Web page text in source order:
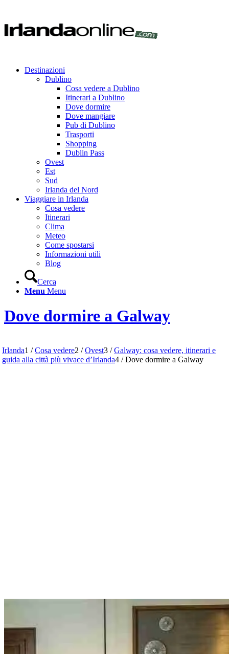
Destinazioni
Dublino
Cosa vedere a Dublino
Itinerari a Dublino
Dove dormire
Dove mangiare
Pub di Dublino
Trasporti
Shopping
Dublin Pass
Ovest
Est
Sud
Irlanda del Nord
Viaggiare in Irlanda
Cosa vedere
Itinerari
Clima
Meteo
Come spostarsi
Informazioni utili
Blog
Cerca
Menu Menu
Dove dormire a Galway
Irlanda1 / Cosa vedere2 / Ovest3 / Galway: cosa vedere, itinerari e
guida alla città più vivace d’Irlanda4 / Dove dormire a Galway